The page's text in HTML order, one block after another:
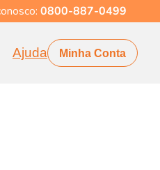
0800-887-0499
Ajuda Minha Conta